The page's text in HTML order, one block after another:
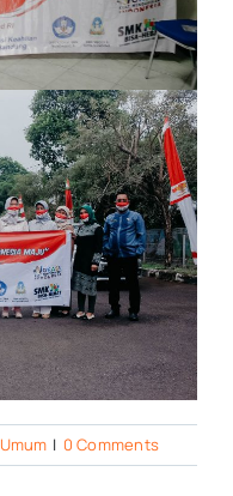
Umum | 0 Comments